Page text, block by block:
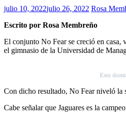
julio 10, 2022julio 26, 2022 Rosa
Escrito por Rosa Membreño
El conjunto No Fear se creció en
el gimnasio de la Universidad de
Este
Con dicho resultado, No Fear niveló la
Cabe señalar que Jaguares es la